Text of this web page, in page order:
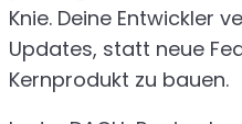
Knie. Deine Entwickler
Updates, statt neue
Kernprodukt zu bauen.